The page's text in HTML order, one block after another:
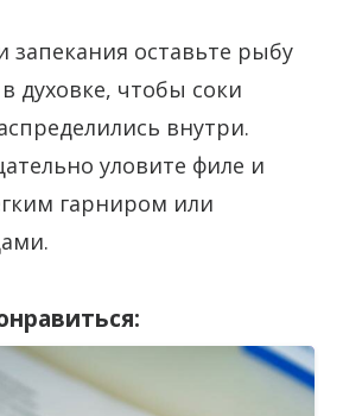
запекания оставьте рыбу
духовке, чтобы соки
внутри.
уловите филе и
гарниром или